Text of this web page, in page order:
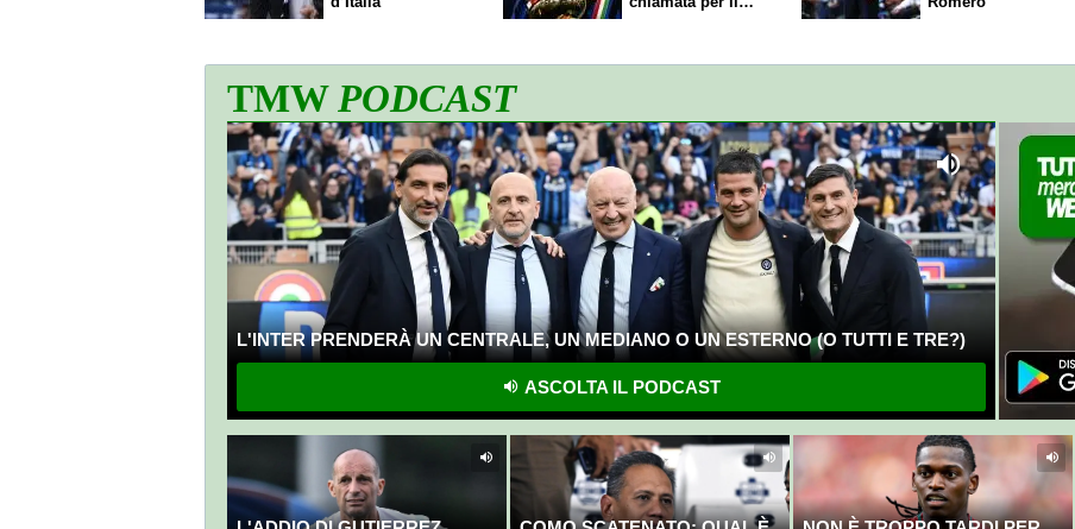
TMWPODCAST
L'INTER PRENDERÀ UN CENTRALE, UN MEDIANO O UN ESTERNO (O TUTTI E TRE?)
ASCOLTA IL PODCAST